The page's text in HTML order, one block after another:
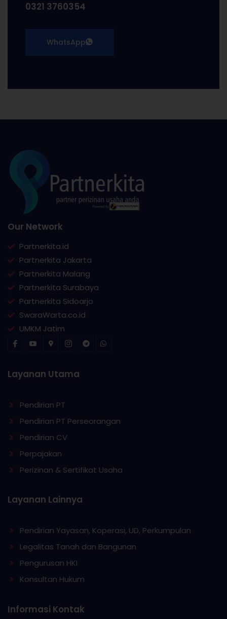
0321 3760354
WhatsApp
Our Network
Partnerkita.id
Partnerkita Jakarta
Partnerkita Malang
Partnerkita Surabaya
Partnerkita Sidoarjo
SwaraWarta.co.id
UMKM Jatim
Layanan Utama
Pendirian PT
Pendirian PT Perseorangan
Pendirian CV
Perpajakan
Perizinan & Sertifikat Usaha
Layanan Lainnya
Pendirian Yayasan, Koperasi, UD, Perkumpulan
Legalitas Tanah dan Bangunan
Pengurusan HKI
Konsultan Hukum
Informasi Kontak